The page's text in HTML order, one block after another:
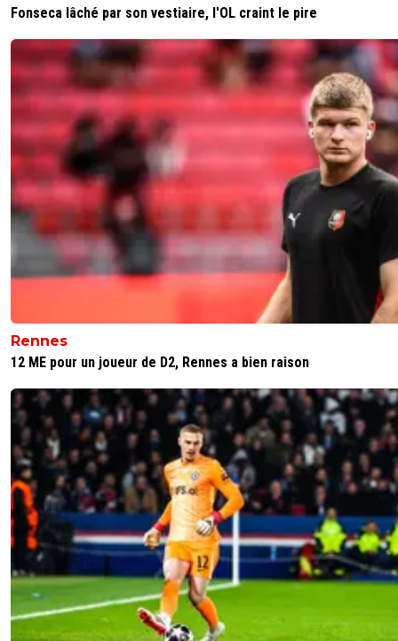
malheureusement oui....
Répondre
saammm 16 mai 2026 à 19:19
Normal quoi.
Greenwood grand attaquant !
👊⚽
1+ Répondre
flaco75-reviens-l-o +
Bah nan , justement, du poisson pour le troupeau
Fonseca lâché par son vestiaire, l'OL craint le pire
Rennes
12 ME pour un joueur de D2, Rennes a bien raison